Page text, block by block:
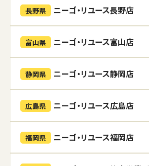
長野県 ニーゴ・リユース長野店
富山県 ニーゴ・リユース富山店
静岡県 ニーゴ・リユース静岡店
広島県 ニーゴ・リユース広島店
福岡県 ニーゴ・リユース福岡店